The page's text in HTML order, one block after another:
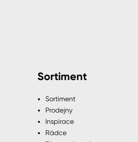
Sortiment
Sortiment
Prodejny
Inspirace
Rádce